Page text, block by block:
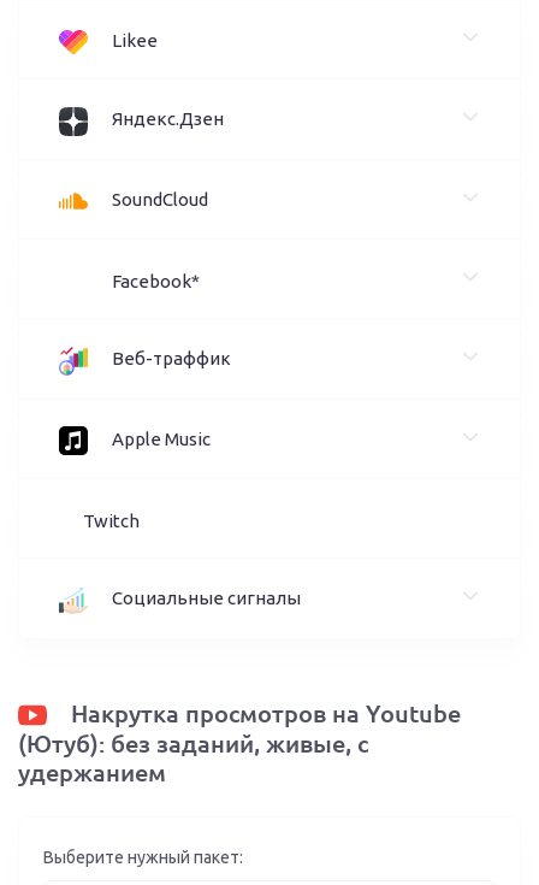
Likee
Яндекс.Дзен
SoundCloud
Facebook*
Веб-траффик
Apple Music
Twitch
Социальные сигналы
Накрутка просмотров на Youtube
(Ютуб): без заданий, живые, с
удержанием
Выберите нужный пакет: